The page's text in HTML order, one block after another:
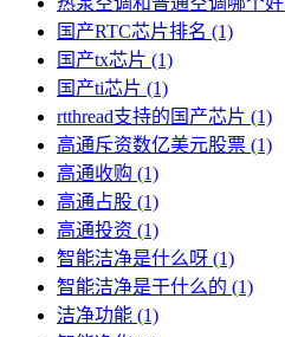
国产RTC芯片排名 (1)
国产tx芯片 (1)
国产ti芯片 (1)
rtthread支持的国产芯片 (1)
高通斥资数亿美元股票 (1)
高通收购 (1)
高通占股 (1)
高通投资 (1)
智能洁净是什么呀 (1)
智能洁净是干什么的 (1)
洁净功能 (1)